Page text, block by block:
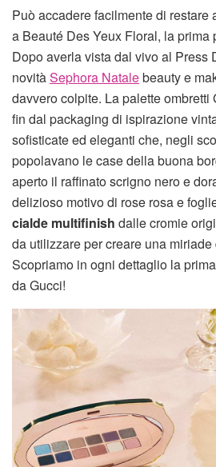
Può accadere facilmente di restare
a Beauté Des Yeux Floral, la prima
Dopo averla vista dal vivo al Press
novitàSephora Natalebeauty e
davvero colpite. La palette ombretti
fin dal packaging di ispirazione
sofisticate ed eleganti che, negli
popolavano le case della buona
aperto il raffinato scrigno nero e
delizioso motivo di rose rosa e
cialde multifinish dalle cromie
da utilizzare per creare una
Scopriamo in ogni dettaglio la
da Gucci!